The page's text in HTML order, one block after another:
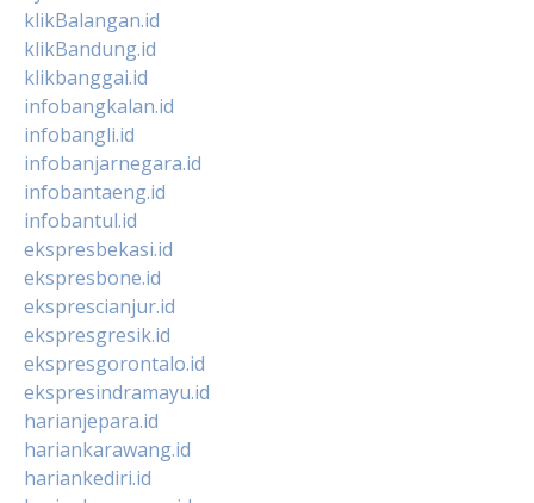
klikBalangan.id
klikBandung.id
klikbanggai.id
infobangkalan.id
infobangli.id
infobanjarnegara.id
infobantaeng.id
infobantul.id
ekspresbekasi.id
ekspresbone.id
eksprescianjur.id
ekspresgresik.id
ekspresgorontalo.id
ekspresindramayu.id
harianjepara.id
hariankarawang.id
hariankediri.id